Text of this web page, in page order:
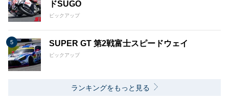
ドSUGO
ピックアップ
SUPER GT 第2戦富士スピードウェイ
ピックアップ
ランキングをもっと見る